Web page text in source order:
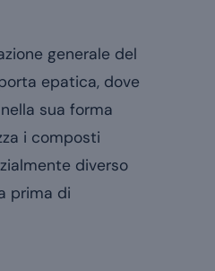
generale del
epatica, dove
sua forma
i composti
diverso
prima di